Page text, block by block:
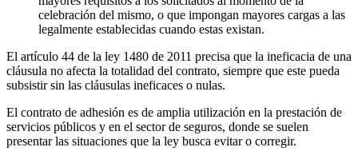
celebración del mismo, o que impongan mayores cargas a las
legalmente establecidas cuando estas existan.
El artículo 44 de la ley 1480 de 2011 precisa que la ineficacia de una
cláusula no afecta la totalidad del contrato, siempre que este pueda
subsistir sin las cláusulas ineficaces o nulas.
El contrato de adhesión es de amplia utilización en la prestación de
servicios públicos y en el sector de seguros, donde se suelen
presentar las situaciones que la ley busca evitar o corregir.